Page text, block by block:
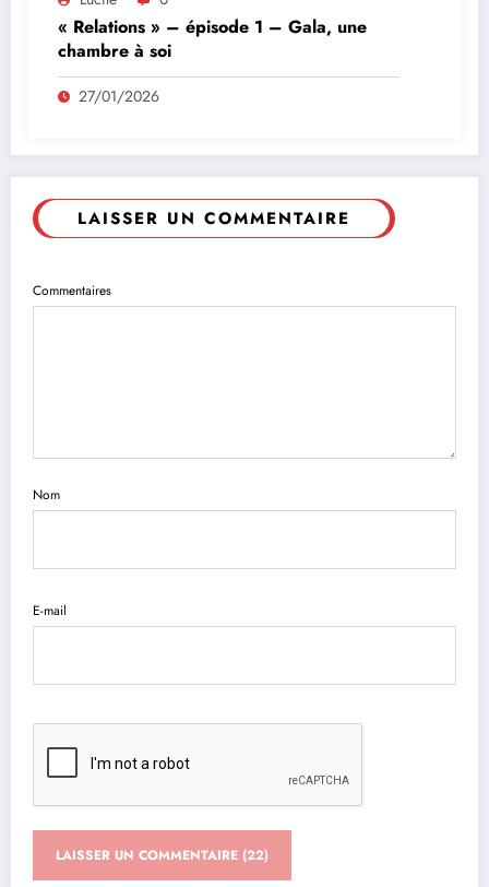
« Relations » – épisode 1 – Gala, une
chambre à soi
27/01/2026
LAISSER UN COMMENTAIRE
Commentaires
Nom
E-mail